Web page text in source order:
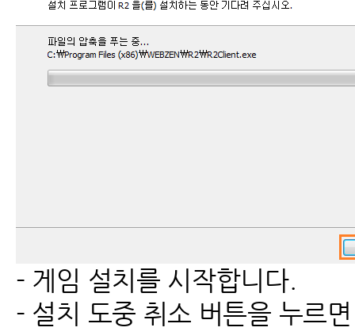
- 게임 설치를 시작합니다.
- 설치 도중 취소 버튼을 누르